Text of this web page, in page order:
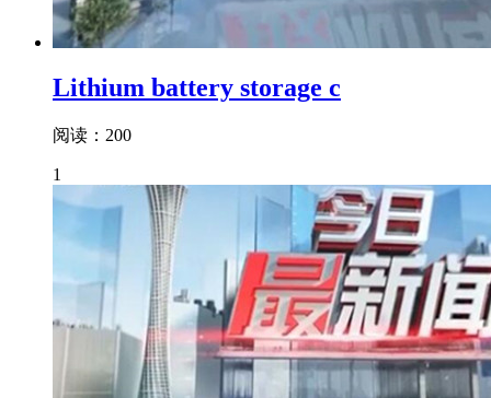
Lithium battery storage c
阅读：200
1